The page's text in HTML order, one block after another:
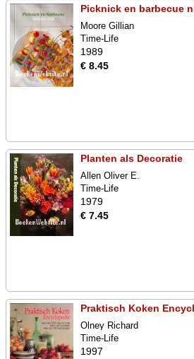
Picknick en barbecue
Moore Gillian
Time-Life
1989
€ 8.45
Planten als Decoratie
Allen Oliver E.
Time-Life
1979
€ 7.45
Praktisch Koken
Olney Richard
Time-Life
1997